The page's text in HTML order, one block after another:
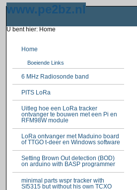
www.pe2bz.nl
U bent hier: Home
Home
Boeiende Links
6 MHz Radiosonde band
PITS LoRa
Uitleg hoe een LoRa tracker
ontvanger te bouwen met een Pi en
RFM98W module
LoRa ontvanger met Maduino board
of TTGO t-deer en Windows software
Setting Brown Out detection (BOD)
on arduino with BASP programmer
minimal parts wspr tracker with
SI5315 but without his own TCXO